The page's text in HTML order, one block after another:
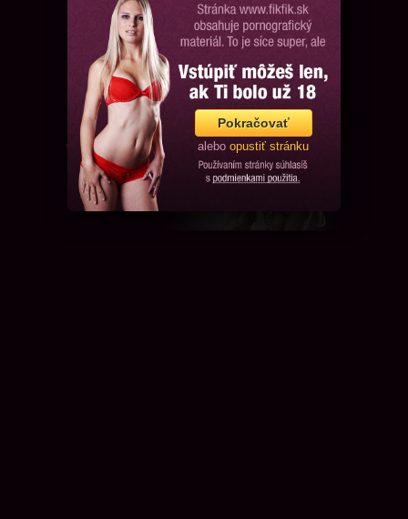
Chcem ďalšie videá, prosím
Pokračovať
alebo opustiť stránku